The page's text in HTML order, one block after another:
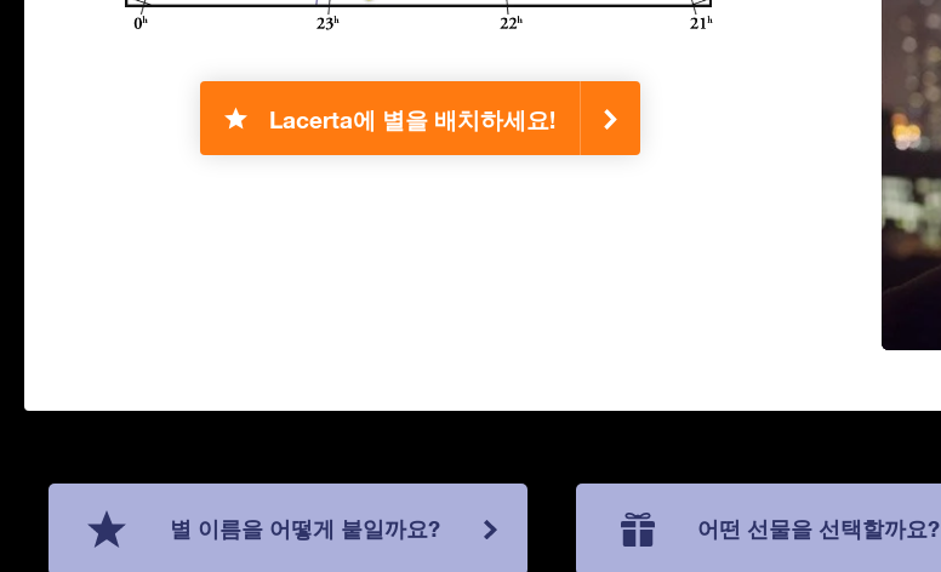
Lacerta에 별을 배치하세요!
별 이름을 어떻게 붙일까요? 어떤 선물을 선택할까요?